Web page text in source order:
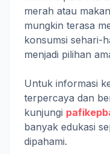
merah atau
mungkin terasa
konsumsi sehari-
menjadi pilihan
Untuk informasi
terpercaya dan
kunjungi
banyak edukasi
dipahami.